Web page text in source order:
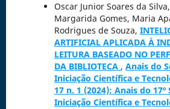
Oscar Junior Soares da
Margarida Gomes, Maria
Rodrigues de Souza,
ARTIFICIAL APLICADA À
LEITURA BASEADO NO
DA BIBLIOTECA , Anais do
Iniciação Científica e
17 n. 1 (2024): Anais do
Iniciação Científica e